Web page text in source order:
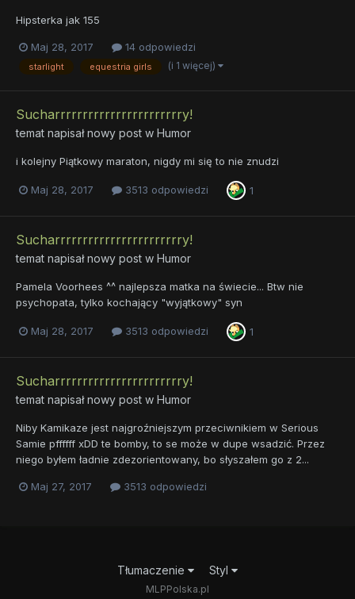
Hipsterka jak 155
Maj 28, 2017 14 odpowiedzi
starlight equestria girls (i 1 więcej)
Sucharrrrrrrrrrrrrrrrrrrrrrry!
temat napisał nowy post w Humor
i kolejny Piątkowy maraton, nigdy mi się to nie znudzi
Maj 28, 2017 3513 odpowiedzi 1
Sucharrrrrrrrrrrrrrrrrrrrrrry!
temat napisał nowy post w Humor
Pamela Voorhees ^^ najlepsza matka na świecie... Btw nie
psychopata, tylko kochający "wyjątkowy" syn
Maj 28, 2017 3513 odpowiedzi 1
Sucharrrrrrrrrrrrrrrrrrrrrrry!
temat napisał nowy post w Humor
Niby Kamikaze jest najgroźniejszym przeciwnikiem w Serious
Samie pffffff xDD te bomby, to se może w dupe wsadzić. Przez
niego byłem ładnie zdezorientowany, bo słyszałem go z 2...
Maj 27, 2017 3513 odpowiedzi
Tłumaczenie Styl
MLPPolska.pl